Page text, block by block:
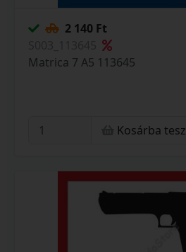
2 140 Ft
Matrica 7 A5 113645
Kosárba tesz